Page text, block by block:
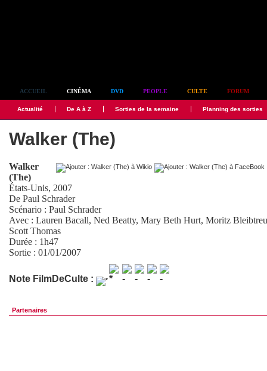
ACCUEIL CINÉMA DVD PEOPLE CULTE FORUM
Actualité De A à Z Sorties de la semaine Planning des sorties
Walker (The)
Walker
(The)
États-Unis, 2007
De Paul Schrader
Scénario : Paul Schrader
Avec : Lauren Bacall, Ned Beatty, Mary Beth Hurt, Moritz Bleibtreu
Scott Thomas
Durée : 1h47
Sortie : 01/01/2007
Note FilmDeCulte :
Partenaires